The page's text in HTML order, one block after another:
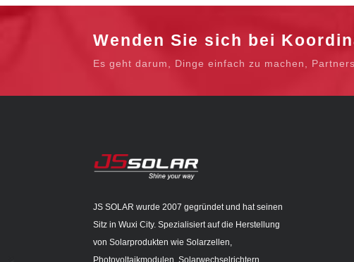
Wenden Sie sich bei
Es geht darum, Dinge einfach zu machen,
JS SOLAR wurde 2007 gegründet und hat seinen
Sitz in Wuxi City. Spezialisiert auf die Herstellung
von Solarprodukten wie Solarzellen,
Photovoltaikmodulen, Solarwechselrichtern,